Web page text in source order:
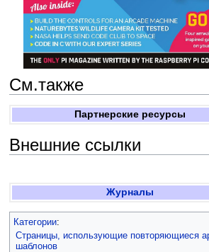
См.также
Партнерские ресурсы
Внешние ссылки
Журналы
Категории:
Страницы, использующие повторяющиеся
шаблонов